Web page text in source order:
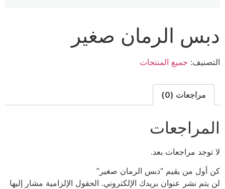
دبس الرمان صغير
التصنيف: جميع المنتجات
مراجعات (0)
المراجعات
لا توجد مراجعات بعد.
كن أول من يقيم “دبس الرمان صغير”
لن يتم نشر عنوان بريدك الإلكتروني. الحقول الإلزامية مشار إليها